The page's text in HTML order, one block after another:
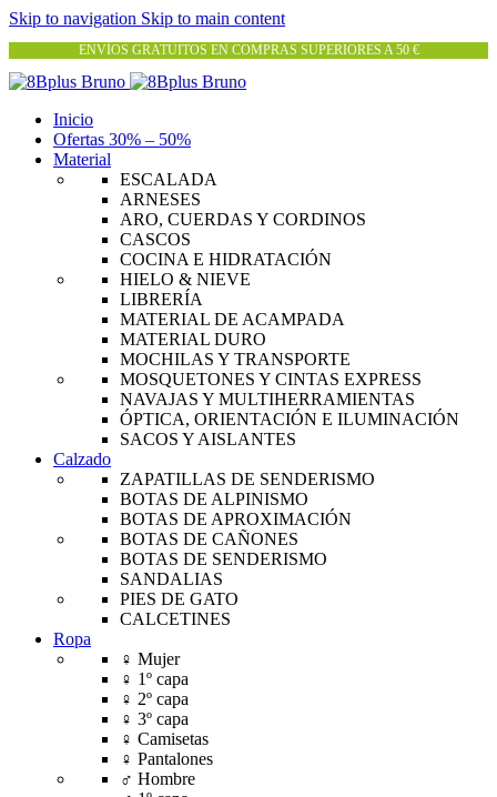
Skip to navigation Skip to main content
ENVÍOS GRATUITOS EN COMPRAS SUPERIORES A 50 €
Inicio
Ofertas 30% – 50%
Material
ESCALADA
ARNESES
ARO, CUERDAS Y CORDINOS
CASCOS
COCINA E HIDRATACIÓN
HIELO & NIEVE
LIBRERÍA
MATERIAL DE ACAMPADA
MATERIAL DURO
MOCHILAS Y TRANSPORTE
MOSQUETONES Y CINTAS EXPRESS
NAVAJAS Y MULTIHERRAMIENTAS
ÓPTICA, ORIENTACIÓN E ILUMINACIÓN
SACOS Y AISLANTES
Calzado
ZAPATILLAS DE SENDERISMO
BOTAS DE ALPINISMO
BOTAS DE APROXIMACIÓN
BOTAS DE CAÑONES
BOTAS DE SENDERISMO
SANDALIAS
PIES DE GATO
CALCETINES
Ropa
♀ Mujer
♀ 1º capa
♀ 2º capa
♀ 3º capa
♀ Camisetas
♀ Pantalones
♂ Hombre